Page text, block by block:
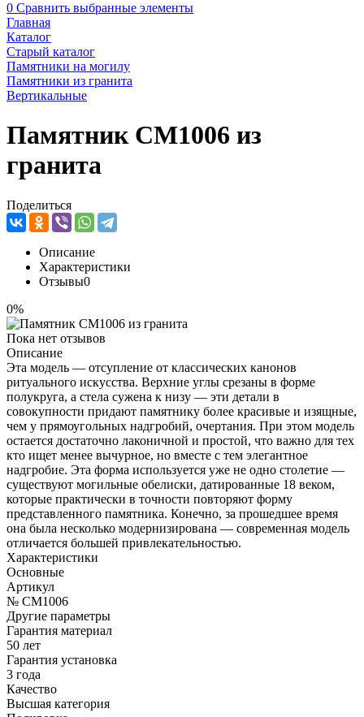
0 Сравнить выбранные элементы
Главная
Каталог
Старый каталог
Памятники на могилу
Памятники из гранита
Вертикальные
Памятник CM1006 из
гранита
Поделиться
Описание
Характеристики
Отзывы0
0%
Пока нет отзывов
Описание
Эта модель — отсупление от классических канонов
ритуального искусства. Верхние углы срезаны в форме
полукруга, а стела сужена к низу — эти детали в
совокупности придают памятнику более красивые и изящные,
чем у прямоугольных надгробий, очертания. При этом модель
остается достаточно лаконичной и простой, что важно для тех
кто ищет менее вычурное, но вместе с тем элегантное
надгробие. Эта форма используется уже не одно столетие —
существуют могильные обелиски, датированные 18 веком,
которые практически в точности повторяют форму
представленного памятника. Конечно, за прошедшее время
она была несколько модернизирована — современная модель
отличается большей привлекательностью.
Характеристики
Основные
Артикул
№ CM1006
Другие параметры
Гарантия материал
50 лет
Гарантия установка
3 года
Качество
Высшая категория